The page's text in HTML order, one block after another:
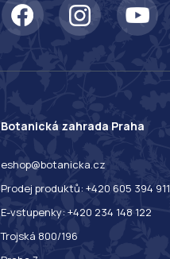
Botanická zahrada Praha
eshop@botanicka.cz
Prodej produktů: +420 605 394 911
E-vstupenky: +420 234 148 122
Trojská 800/196